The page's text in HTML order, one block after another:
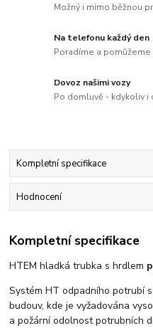
Možný i mimo běžnou
Na telefonu každý den
Poradíme a pomůžeme
Dovoz našimi vozy
Po domluvě - kdykoliv i
Kompletní specifikace
Hodnocení
Kompletní specifikace
HTEM hladká trubka s hrdlem
Systém HT odpadního potrubí
budouv, kde je vyžadována
a požární odolnost potrubních